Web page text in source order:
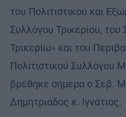
του Πολιτιστικού και
Συλλόγου Τρικερίου, του
Τρικερίω» και του
Πολιτιστικού Συλλόγου
βρέθηκε σήμερα ο Σεβ.
Δημητριάδος κ. Ιγνάτιος.